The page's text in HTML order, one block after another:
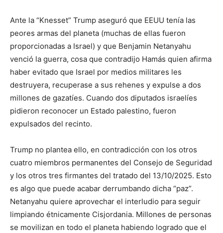
Ante la “Knesset” Trump aseguró que EEUU tenía las
peores armas del planeta (muchas de ellas fueron
proporcionadas a Israel) y que Benjamin Netanyahu
venció la guerra, cosa que contradijo Hamás quien afirma
haber evitado que Israel por medios militares les
destruyera, recuperase a sus rehenes y expulse a dos
millones de gazatíes. Cuando dos diputados israelíes
pidieron reconocer un Estado palestino, fueron
expulsados del recinto.
Trump no plantea ello, en contradicción con los otros
cuatro miembros permanentes del Consejo de Seguridad
y los otros tres firmantes del tratado del 13/10/2025. Esto
es algo que puede acabar derrumbando dicha “paz”.
Netanyahu quiere aprovechar el interludio para seguir
limpiando étnicamente Cisjordania. Millones de personas
se movilizan en todo el planeta habiendo logrado que el